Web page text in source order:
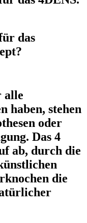
das
alle
haben, stehen
oder
Das 4
ab, durch die
die